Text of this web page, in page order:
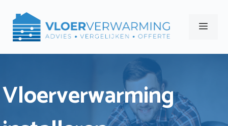
naar
Menu
Vloerverwarming